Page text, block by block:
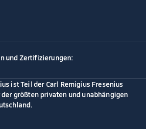
und Zertifizierungen:
ist Teil der Carl Remigius Fresenius
größten privaten und unabhängigen